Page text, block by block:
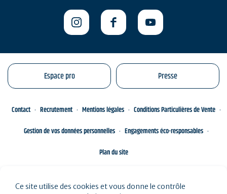
Espace pro Presse
Contact Recrutement Mentions légales
Conditions Particulières de Vente
Gestion de vos données personnelles
Engagements éco-responsables
Plan du site
Ce site utilise des cookies et vous donne le contrôle